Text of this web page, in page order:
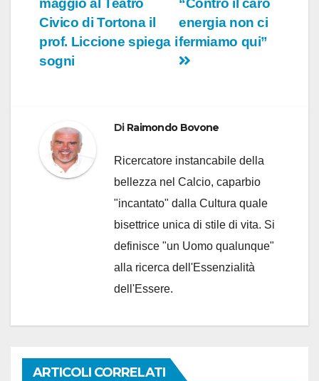
“Contro il caro
energia non ci
fermiamo qui”
maggio al Teatro
Civico di Tortona il
prof. Liccione spiega i
sogni
Di Raimondo Bovone
Ricercatore instancabile della
bellezza nel Calcio, caparbio
"incantato" dalla Cultura quale
bisettrice unica di stile di vita. Si
definisce "un Uomo qualunque"
alla ricerca dell'Essenzialità
dell'Essere.
ARTICOLI CORRELATI